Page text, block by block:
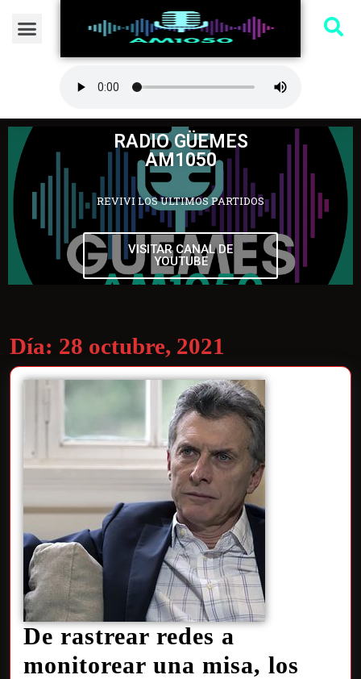
RADIO GÜEMES
AM1050
REVIVI LOS ULTIMOS PARTIDOS
VISITAR CANAL DE
YOUTUBE
Día: 28 octubre, 2021
De rastrear redes a
monitorear una misa, los